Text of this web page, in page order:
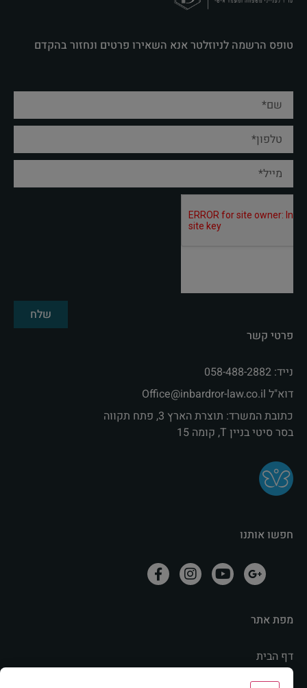
מפת אתר
דף הבית
אודות
חפשו אותנו
פרטי קשר
נייד: 058-488-2882
דוא"ל Office@inbardror-law.co.il‏
כתובת המשרד: תוצרת הארץ 3, פתח תקווה
בסר סיטי בניין T, קומה 15
טופס הרשמה לניוזלטר אנא השאירו פרטים ונחזור בהקדם
שלח